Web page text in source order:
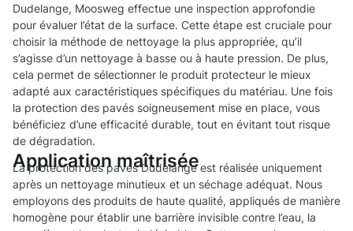
Dudelange, Moosweg effectue une inspection approfondie
pour évaluer l’état de la surface. Cette étape est cruciale pour
choisir la méthode de nettoyage la plus appropriée, qu’il
s’agisse d’un nettoyage à basse ou à haute pression. De plus,
cela permet de sélectionner le produit protecteur le mieux
adapté aux caractéristiques spécifiques du matériau. Une fois
la protection des pavés soigneusement mise en place, vous
bénéficiez d’une efficacité durable, tout en évitant tout risque
de dégradation.
Application maîtrisée
La protection des pavés Dudelange est réalisée uniquement
après un nettoyage minutieux et un séchage adéquat. Nous
employons des produits de haute qualité, appliqués de manière
homogène pour établir une barrière invisible contre l’eau, la